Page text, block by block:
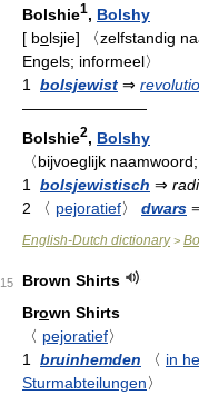
Bolshie1, Bolshy
[ bolsjie] 〈zelfstandig
Engels; informeel〉
1
bolsjewist ⇒
————————
Bolshie2, Bolshy
〈bijvoeglijk naamwoord;
1
bolsjewistisch ⇒
2
〈 pejoratief〉 dwars
English-Dutch dictionary>
15
Brown Shirts
Brown Shirts
〈 pejoratief〉
1
bruinhemden 〈 in
Sturmabteilungen〉